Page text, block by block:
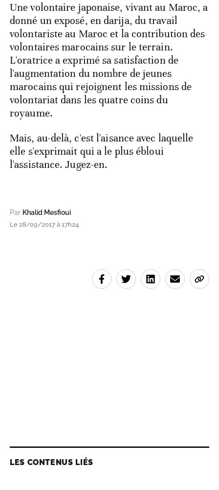
Une volontaire japonaise, vivant au Maroc, a
donné un exposé, en darija, du travail
volontariste au Maroc et la contribution des
volontaires marocains sur le terrain.
L'oratrice a exprimé sa satisfaction de
l'augmentation du nombre de jeunes
marocains qui rejoignent les missions de
volontariat dans les quatre coins du
royaume.
Mais, au-delà, c'est l'aisance avec laquelle
elle s'exprimait qui a le plus ébloui
l'assistance. Jugez-en.
Par Khalid Mesfioui
Le 28/09/2017 à 17h24
LES CONTENUS LIÉS